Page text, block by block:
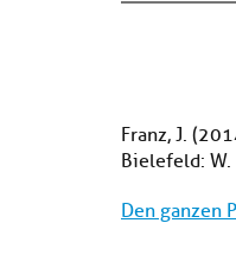
Franz, J.
Bielefeld:
Den ganzen